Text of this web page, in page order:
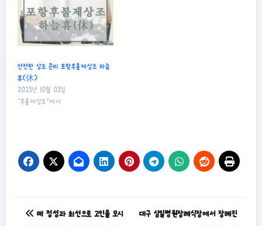
안전한 상조 준비 포항후불제상조 하늘
휴(休)
2023년 10월 03일
"후불제상조"에서
글 매 정성과 최선으로 고인을 모시
대구 삼일병원장례식장에서 장례진